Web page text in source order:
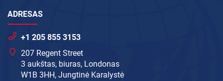
ADRESAS
+1 205 855 3153
207 Regent Street
3 aukštas, biuras, Londonas
W1B 3HH, Jungtinė Karalystė